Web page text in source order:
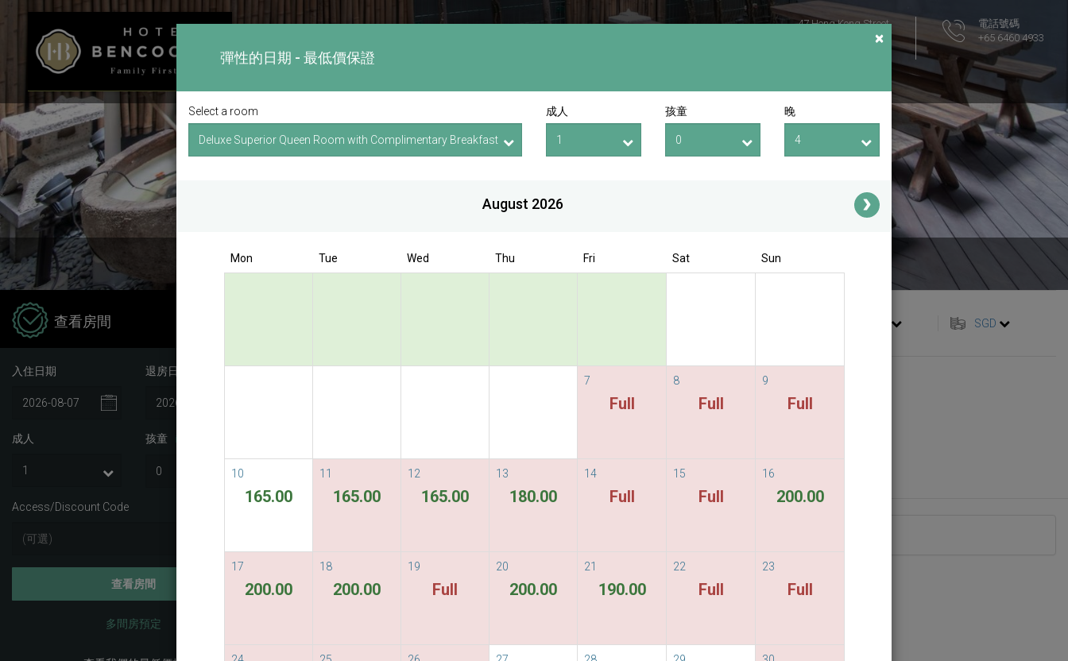
47 Hong Kong Street
Singapore 059685
電話號碼
+65 6460 4933
Book Direct to have exclusive offer
查看房間
入住日期 退房日期
成人 孩童 i
Access/Discount Code
查看房間
多間房預定
SGD
READ MORE 條款及規則
×
彈性的日期 - 最低價保證
Select a room 成人 孩童 晚
August 2026
Mon Tue Wed Thu Fri Sat Sun
7
Full
8
Full
9
Full
10
165.00
11
165.00
12
165.00
13
180.00
14
Full
15
Full
16
200.00
17
200.00
18
200.00
19
Full
20
200.00
21
190.00
22
Full
23
Full